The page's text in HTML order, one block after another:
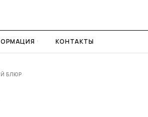
КОНТАКТЫ
БЛЮР